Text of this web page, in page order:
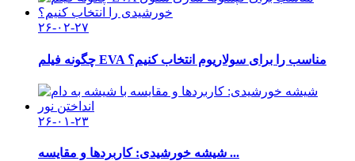
۲۶-۰۲-۲۷
چگونه فیلم EVA مناسب را برای سولاریوم انتخاب کنیم؟
۲۶-۰۱-۲۳
شیشه خورشیدی: کاربردها و مقایسه ...